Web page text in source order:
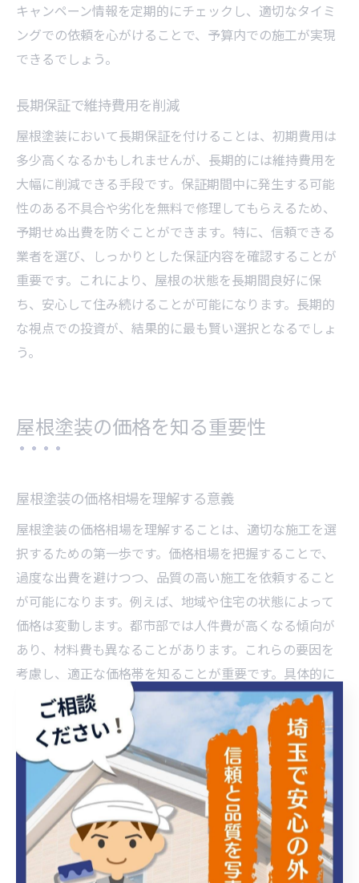
キャンペーン情報を定期的にチェックし、適切なタイミ
ングでの依頼を心がけることで、予算内での施工が実現
できるでしょう。
長期保証で維持費用を削減
屋根塗装において長期保証を付けることは、初期費用は
多少高くなるかもしれませんが、長期的には維持費用を
大幅に削減できる手段です。保証期間中に発生する可能
性のある不具合や劣化を無料で修理してもらえるため、
予期せぬ出費を防ぐことができます。特に、信頼できる
業者を選び、しっかりとした保証内容を確認することが
重要です。これにより、屋根の状態を長期間良好に保
ち、安心して住み続けることが可能になります。長期的
な視点での投資が、結果的に最も賢い選択となるでしょ
う。
屋根塗装の価格を知る重要性
屋根塗装の価格相場を理解する意義
屋根塗装の価格相場を理解することは、適切な施工を選
択するための第一歩です。価格相場を把握することで、
過度な出費を避けつつ、品質の高い施工を依頼すること
が可能になります。例えば、地域や住宅の状態によって
価格は変動します。都市部では人件費が高くなる傾向が
あり、材料費も異なることがあります。これらの要因を
考慮し、適正な価格帯を知ることが重要です。具体的に
は、複数の業者から見積もりを取り寄せ、比較すること
で、自分の予算に合った選択ができます。こうした情報
を基に、屋根塗装にかかる費用を正確に見積もることが
できれば、長期間にわたり住まいを守るための最適な選
択が可能となります。
価格を重視する理由と注意点
屋根塗装において価格を重視する理由は、限られた予算